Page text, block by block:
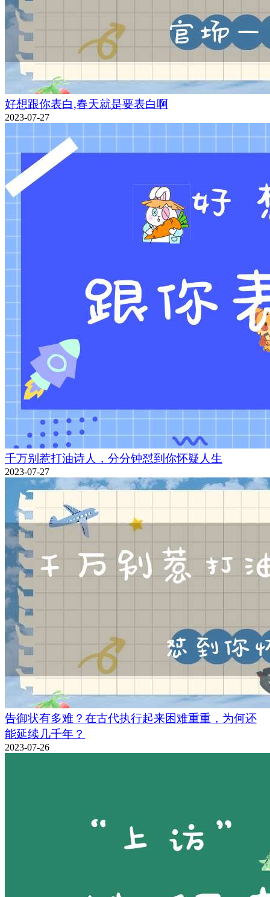
好想跟你表白,春天就是要表白啊
2023-07-27
千万别惹打油诗人，分分钟怼到你怀疑人生
2023-07-27
告御状有多难？在古代执行起来困难重重，为何还
能延续几千年？
2023-07-26